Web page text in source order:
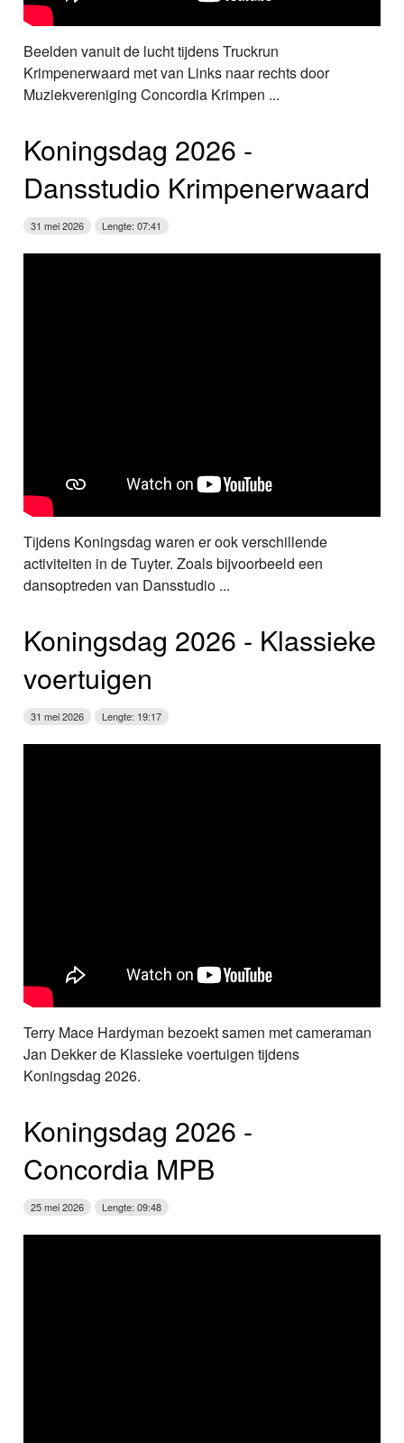
Beelden vanuit de lucht tijdens Truckrun
Krimpenerwaard met van Links naar rechts door
Muziekvereniging Concordia Krimpen ...
Koningsdag 2026 ‑
Dansstudio Krimpenerwaard
31 mei 2026 Lengte: 07:41
Tijdens Koningsdag waren er ook verschillende
activiteiten in de Tuyter. Zoals bijvoorbeeld een
dansoptreden van Dansstudio ...
Koningsdag 2026 ‑ Klassieke
voertuigen
31 mei 2026 Lengte: 19:17
Terry Mace Hardyman bezoekt samen met cameraman
Jan Dekker de Klassieke voertuigen tijdens
Koningsdag 2026.
Koningsdag 2026 ‑
Concordia MPB
25 mei 2026 Lengte: 09:48